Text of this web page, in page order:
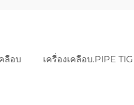
ลือบ เครื่องเคลือบ.PIPE